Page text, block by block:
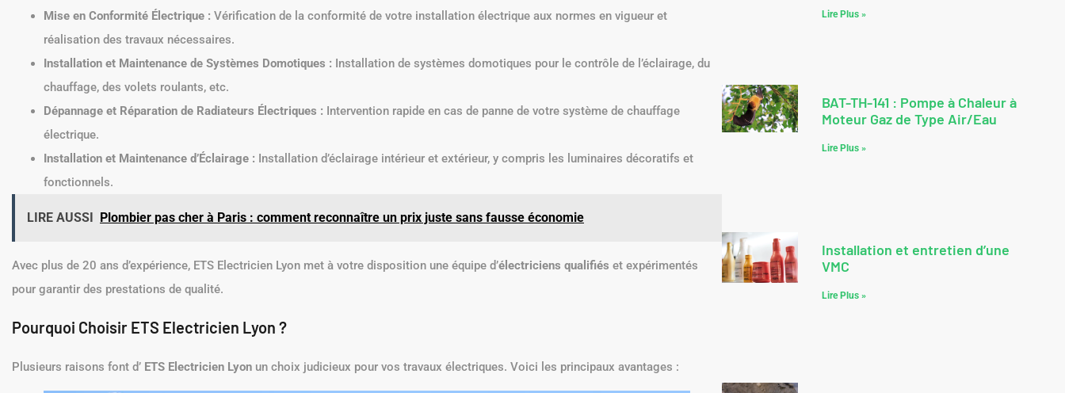
Mise en Conformité Électrique : Vérification de la conformité de votre installation électrique aux normes en vigueur et
réalisation des travaux nécessaires.
Installation et Maintenance de Systèmes Domotiques : Installation de systèmes domotiques pour le contrôle de l’éclairage, du
chauffage, des volets roulants, etc.
Dépannage et Réparation de Radiateurs Électriques : Intervention rapide en cas de panne de votre système de chauffage
électrique.
Installation et Maintenance d’Éclairage : Installation d’éclairage intérieur et extérieur, y compris les luminaires décoratifs et
fonctionnels.
LIRE AUSSI Plombier pas cher à Paris : comment reconnaître un prix juste sans fausse économie
Avec plus de 20 ans d’expérience, ETS Electricien Lyon met à votre disposition une équipe d’électriciens qualifiés et expérimentés
pour garantir des prestations de qualité.
Pourquoi Choisir ETS Electricien Lyon ?
Plusieurs raisons font d’ ETS Electricien Lyon un choix judicieux pour vos travaux électriques. Voici les principaux avantages :
Lire Plus »
BAT-TH-141 : Pompe à Chaleur à
Moteur Gaz de Type Air/Eau
Lire Plus »
Installation et entretien d’une
VMC
Lire Plus »